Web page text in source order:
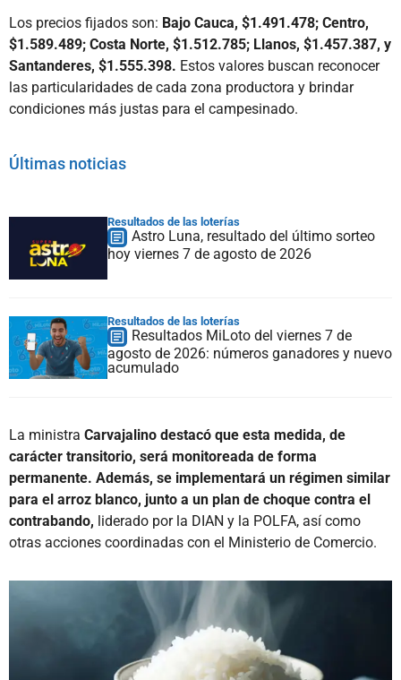
Los precios fijados son: Bajo Cauca, $1.491.478; Centro,
$1.589.489; Costa Norte, $1.512.785; Llanos, $1.457.387, y
Santanderes, $1.555.398. Estos valores buscan reconocer
las particularidades de cada zona productora y brindar
condiciones más justas para el campesinado.
Últimas noticias
Resultados de las loterías
Astro Luna, resultado del último sorteo
hoy viernes 7 de agosto de 2026
Resultados de las loterías
Resultados MiLoto del viernes 7 de
agosto de 2026: números ganadores y nuevo
acumulado
La ministra Carvajalino destacó que esta medida, de
carácter transitorio, será monitoreada de forma
permanente. Además, se implementará un régimen similar
para el arroz blanco, junto a un plan de choque contra el
contrabando, liderado por la DIAN y la POLFA, así como
otras acciones coordinadas con el Ministerio de Comercio.